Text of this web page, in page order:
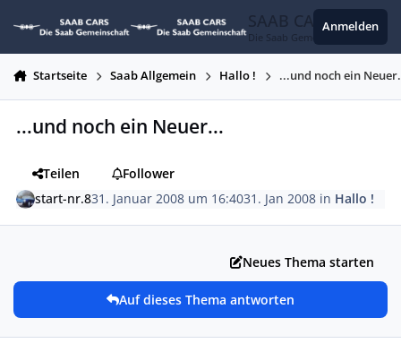
SAAB CARS
Die Saab Gemeinschaft
Anmelden
Startseite Saab Allgemein Hallo ! ...und noch ein
...und noch ein Neuer...
Teilen
Follower
start-nr.831. Januar 2008 um 16:4031. Jan 2008 in Hallo !
Neues Thema starten
Auf dieses Thema antworten